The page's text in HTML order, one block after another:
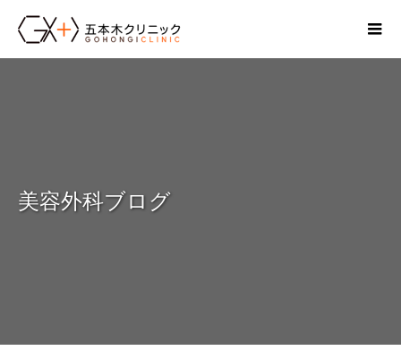
美容外科ブログ